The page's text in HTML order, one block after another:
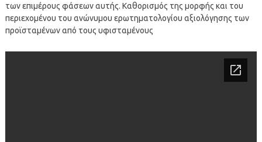
των επιμέρους φάσεων αυτής. Καθορισμός της μορφής και του
περιεχομένου του ανώνυμου ερωτηματολογίου αξιολόγησης των
προϊσταμένων από τους υφισταμένους